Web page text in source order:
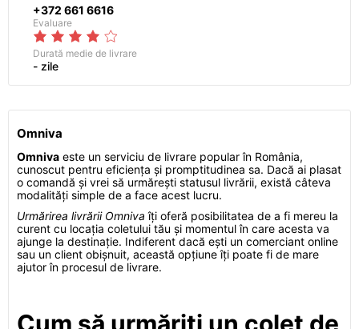
+372 661 6616
Evaluare
Durată medie de livrare
- zile
Omniva
Omniva este un serviciu de livrare popular în România,
cunoscut pentru eficiența și promptitudinea sa. Dacă ai plasat
o comandă și vrei să urmărești statusul livrării, există câteva
modalități simple de a face acest lucru.
Urmărirea livrării Omniva îți oferă posibilitatea de a fi mereu la
curent cu locația coletului tău și momentul în care acesta va
ajunge la destinație. Indiferent dacă ești un comerciant online
sau un client obișnuit, această opțiune îți poate fi de mare
ajutor în procesul de livrare.